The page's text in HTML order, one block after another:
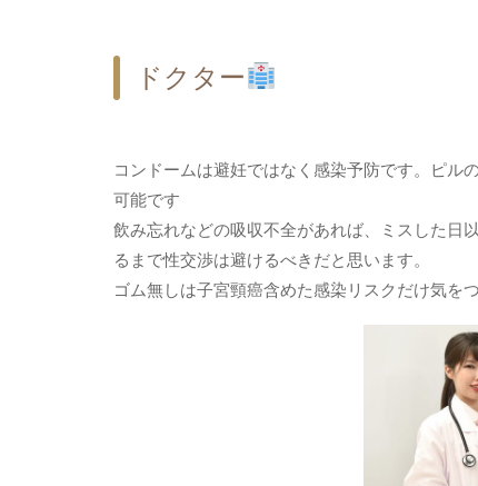
ドクター
コンドームは避妊ではなく感染予防です。ピル
可能です
飲み忘れなどの吸収不全があれば、ミスした日
るまで性交渉は避けるべきだと思います。
ゴム無しは子宮頸癌含めた感染リスクだけ気を